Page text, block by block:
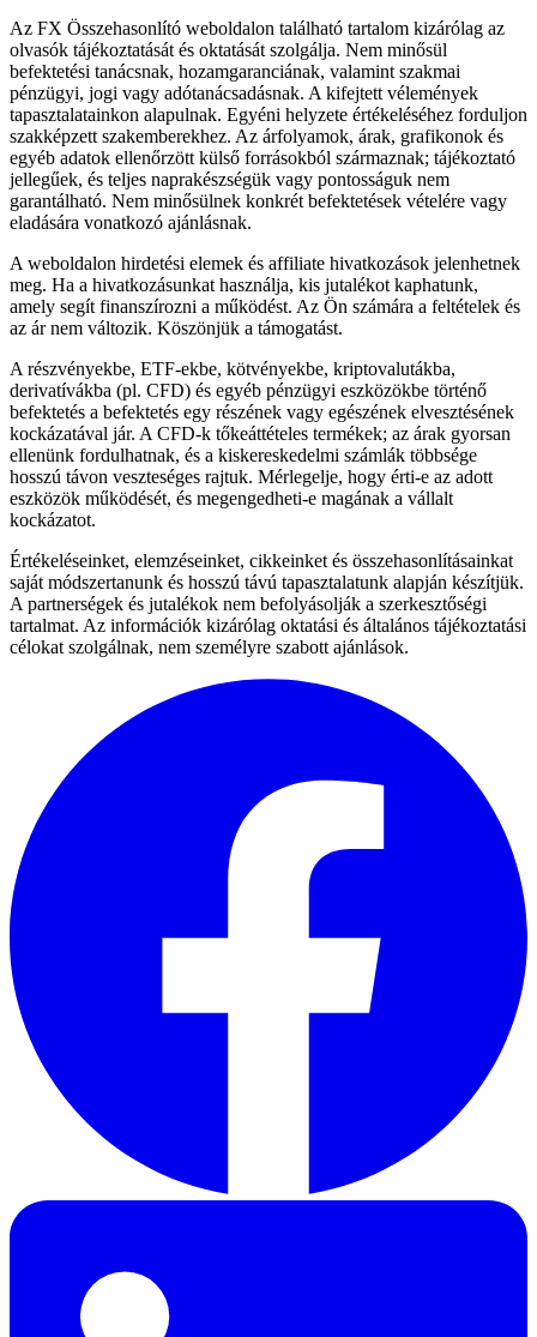
Az FX Összehasonlító weboldalon található tartalom kizárólag az
olvasók tájékoztatását és oktatását szolgálja. Nem minősül
befektetési tanácsnak, hozamgaranciának, valamint szakmai
pénzügyi, jogi vagy adótanácsadásnak. A kifejtett vélemények
tapasztalatainkon alapulnak. Egyéni helyzete értékeléséhez forduljon
szakképzett szakemberekhez. Az árfolyamok, árak, grafikonok és
egyéb adatok ellenőrzött külső forrásokból származnak; tájékoztató
jellegűek, és teljes naprakészségük vagy pontosságuk nem
garantálható. Nem minősülnek konkrét befektetések vételére vagy
eladására vonatkozó ajánlásnak.
A weboldalon hirdetési elemek és affiliate hivatkozások jelenhetnek
meg. Ha a hivatkozásunkat használja, kis jutalékot kaphatunk,
amely segít finanszírozni a működést. Az Ön számára a feltételek és
az ár nem változik. Köszönjük a támogatást.
A részvényekbe, ETF-ekbe, kötvényekbe, kriptovalutákba,
derivatívákba (pl. CFD) és egyéb pénzügyi eszközökbe történő
befektetés a befektetés egy részének vagy egészének elvesztésének
kockázatával jár. A CFD-k tőkeáttételes termékek; az árak gyorsan
ellenünk fordulhatnak, és a kiskereskedelmi számlák többsége
hosszú távon veszteséges rajtuk. Mérlegelje, hogy érti-e az adott
eszközök működését, és megengedheti-e magának a vállalt
kockázatot.
Értékeléseinket, elemzéseinket, cikkeinket és összehasonlításainkat
saját módszertanunk és hosszú távú tapasztalatunk alapján készítjük.
A partnerségek és jutalékok nem befolyásolják a szerkesztőségi
tartalmat. Az információk kizárólag oktatási és általános tájékoztatási
célokat szolgálnak, nem személyre szabott ajánlások.